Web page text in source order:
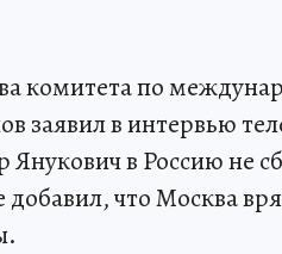
комитета по
заявил в интервью
в Россию не
что Москва